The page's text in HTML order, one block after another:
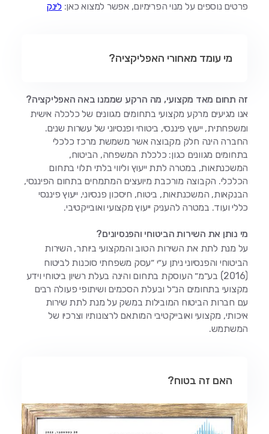
פרטים נוספים על מנוי הפרימיום, אפשר למצוא כאן: לינק
מי עומד מאחורי האפליקציה?
זה תחום מאד מקצועי, מה הרקע שממנו באה האפליקציה?
אנו מגיעים מרקע מקצועי בתחומים מגוונים של כלכלה אישית
ומשפחתית, ייעוץ פיננסי, ביטוחי ופנסיוני של עשרות שנים.
החברה הינה חלק מקבוצה אשר משמשת מרכז כלכלי
בתחומים מגוונים כגון: כלכלת המשפחה, הביטוח,
המשכנתאות, במטרה לתת ייעוץ וליווי בלתי תלוי בתחום
הכלכלי. הקבוצה מורכבת מיועצים המתמחים בתחום הפיננסי,
הבנקאות, המשכנתאות, ביטוח, חיסכון פנסיוני, ייעוץ פיננסי
כללי ועוד. במטרה להעניק ייעוץ מקצועי ואובייקטיבי.
מי נותן את השירות הביטוחי והפנסיונים?
על מנת לתת את השירות הטוב והמקצועי ביותר, השירות
הביטוחי והפנסיוני ניתן ע״י ״עסק משפחתי סוכנות לביטוח
(2016) בע״מ״ העוסקת בתחום והינה בעלת רשיון ביטוחי וידע
מקצועי בתחומים הנ״ל ובעלת הסכמים ושיתופי פעולה רבים
עם חברות הביטוח המובילות במשק על מנת לתת שירות
איכותי, מקצועי ואובייקטיבי המותאם לרצונותיו וצרכיו של
המשתמש.
האם זה בטוח?